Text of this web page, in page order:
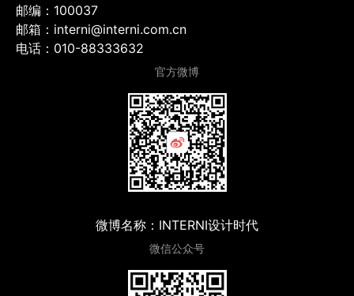
邮编：100037
邮箱：interni@interni.com.cn
电话：010-88333632
官方微博
微博名称：INTERNI设计时代
微信公众号